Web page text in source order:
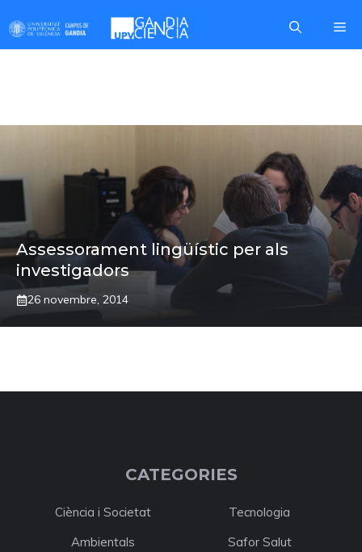
to
content
Assessorament lingüístic per als
investigadors
26 novembre, 2014
CATEGORIES
Ciència i Societat
Tecnologia
Ambientals
Safor Salut